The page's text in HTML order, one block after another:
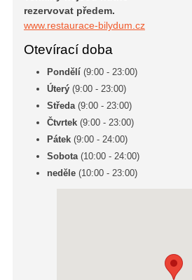
rezervovat předem.
www.restaurace-bilydum.cz
Otevírací doba
Pondělí(9:00 - 23:00)
Úterý(9:00 - 23:00)
Středa(9:00 - 23:00)
Čtvrtek(9:00 - 23:00)
Pátek(9:00 - 24:00)
Sobota(10:00 - 24:00)
neděle(10:00 - 23:00)